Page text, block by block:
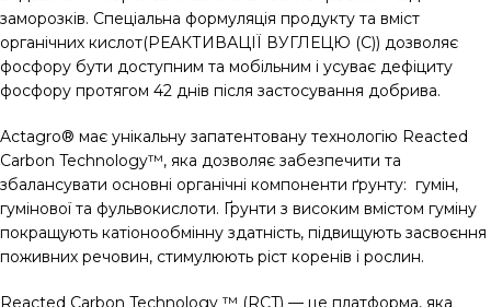
заморозків. Спеціальна формуляція продукту та вміст
органічних кислот(РЕАКТИВАЦІЇ ВУГЛЕЦЮ (С)) дозволяє
фосфору бути доступним та мобільним і усуває дефіциту
фосфору протягом 42 днів після застосування добрива.
Actagro® має унікальну запатентовану технологію Reacted
Carbon Technology™, яка дозволяє забезпечити та
збалансувати основні органічні компоненти ґрунту: гумін,
гумінової та фульвокислоти. Ґрунти з високим вмістом гуміну
покращують катіонообмінну здатність, підвищують засвоєння
поживних речовин, стимулюють ріст коренів і рослин.
Reacted Carbon Technology ™ (RCT) — це платформа, яка